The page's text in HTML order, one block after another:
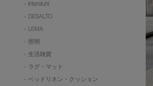
Interstuhl
DESALTO
LEMA
照明
生活雑貨
ラグ・マット
ベッドリネン・クッション